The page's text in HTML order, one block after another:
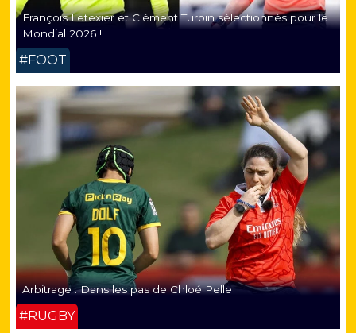
François Letexier et Clément Turpin sélectionnés pour le
Mondial 2026 !
#FOOT
Arbitrage : Dans les pas de Chloé Pelle
#RUGBY